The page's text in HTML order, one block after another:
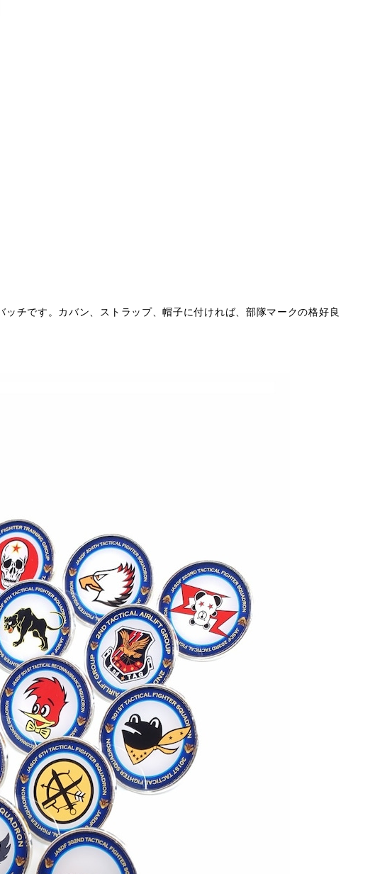
チです。カバン、ストラップ、帽子に付ければ、部隊マークの格好良